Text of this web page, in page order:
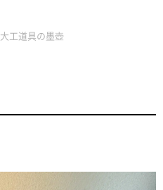
大工道具の墨壺